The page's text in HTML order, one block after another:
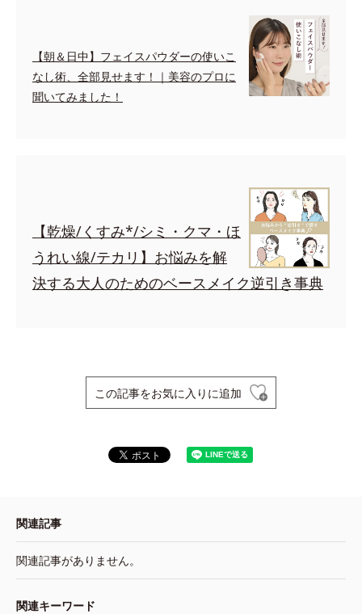
【朝＆日中】フェイスパウダーの使いこ
なし術、全部見せます！｜美容のプロに
聞いてみました！
【乾燥/くすみ*/シミ・クマ・ほ
うれい線/テカリ】お悩みを解
決する大人のためのベースメイク逆引き事典
この記事をお気に入りに追加
関連記事
関連記事がありません。
関連キーワード